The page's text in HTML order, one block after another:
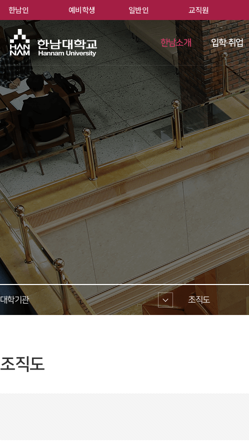
한남대
한남소개 입학·취업
대학기관 조직도
조직도
한남인 예비학생 일반인 교직원